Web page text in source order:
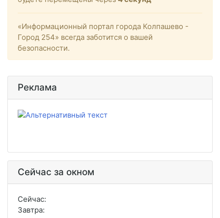
«Информационный портал города Колпашево -
Город 254» всегда заботится о вашей
безопасности.
Реклама
Сейчас за окном
Сейчас:
Завтра: